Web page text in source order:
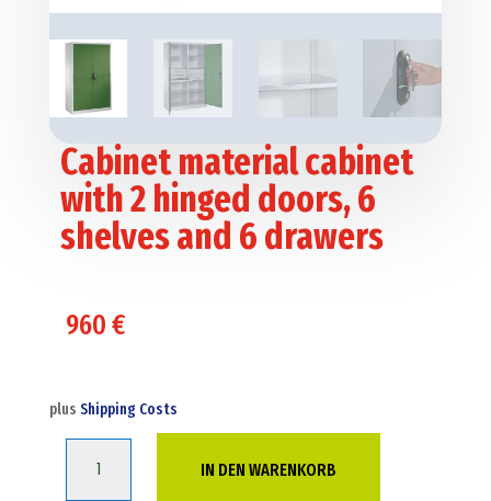
Cabinet material cabinet
with 2 hinged doors, 6
shelves and 6 drawers
960€
plus Shipping Costs
IN DEN WARENKORB